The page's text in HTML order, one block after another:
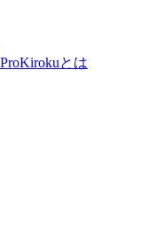
ProKirokuとは